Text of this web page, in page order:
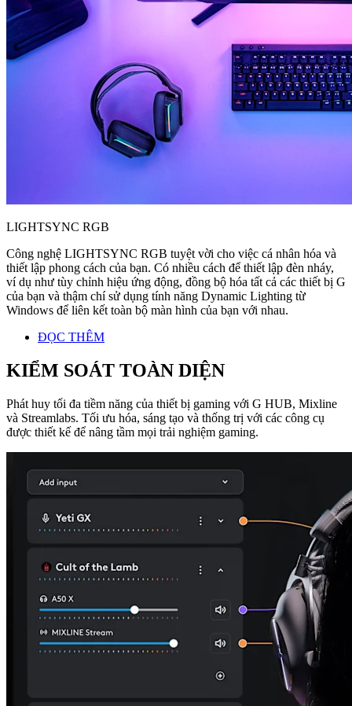
LIGHTSYNC RGB
Công nghệ LIGHTSYNC RGB tuyệt vời cho việc cá nhân hóa và
thiết lập phong cách của bạn. Có nhiều cách để thiết lập đèn nháy,
ví dụ như tùy chỉnh hiệu ứng động, đồng bộ hóa tất cả các thiết bị G
của bạn và thậm chí sử dụng tính năng Dynamic Lighting từ
Windows để liên kết toàn bộ màn hình của bạn với nhau.
ĐỌC THÊM
KIỂM SOÁT TOÀN DIỆN
Phát huy tối đa tiềm năng của thiết bị gaming với G HUB, Mixline
và Streamlabs. Tối ưu hóa, sáng tạo và thống trị với các công cụ
được thiết kế để nâng tầm mọi trải nghiệm gaming.